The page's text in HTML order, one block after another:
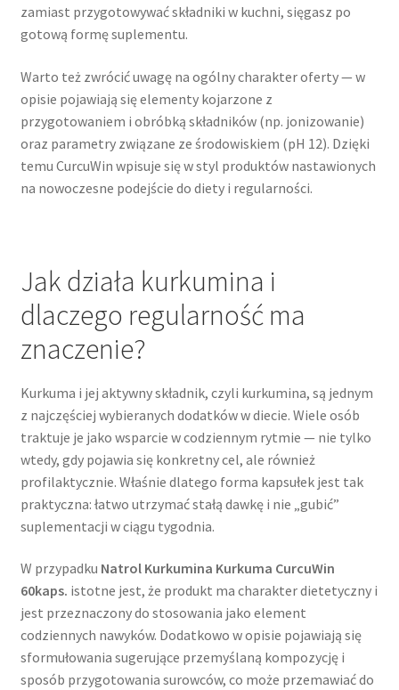
zamiast przygotowywać składniki w kuchni, sięgasz po
gotową formę suplementu.
Warto też zwrócić uwagę na ogólny charakter oferty — w
opisie pojawiają się elementy kojarzone z
przygotowaniem i obróbką składników (np. jonizowanie)
oraz parametry związane ze środowiskiem (pH 12). Dzięki
temu CurcuWin wpisuje się w styl produktów nastawionych
na nowoczesne podejście do diety i regularności.
Jak działa kurkumina i
dlaczego regularność ma
znaczenie?
Kurkuma i jej aktywny składnik, czyli kurkumina, są jednym
z najczęściej wybieranych dodatków w diecie. Wiele osób
traktuje je jako wsparcie w codziennym rytmie — nie tylko
wtedy, gdy pojawia się konkretny cel, ale również
profilaktycznie. Właśnie dlatego forma kapsułek jest tak
praktyczna: łatwo utrzymać stałą dawkę i nie „gubić”
suplementacji w ciągu tygodnia.
W przypadku Natrol Kurkumina Kurkuma CurcuWin
60kaps. istotne jest, że produkt ma charakter dietetyczny i
jest przeznaczony do stosowania jako element
codziennych nawyków. Dodatkowo w opisie pojawiają się
sformułowania sugerujące przemyślaną kompozycję i
sposób przygotowania surowców, co może przemawiać do